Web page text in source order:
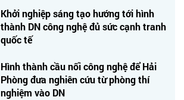
Khởi nghiệp sáng tạo hướng tới hình
thành DN công nghệ đủ sức cạnh tranh
quốc tế
Hình thành cầu nối công nghệ để Hải
Phòng đưa nghiên cứu từ phòng thí
nghiệm vào DN